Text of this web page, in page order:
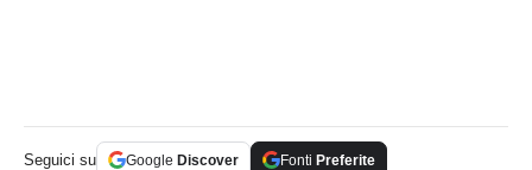
Seguici su Google Discover Fonti Preferite